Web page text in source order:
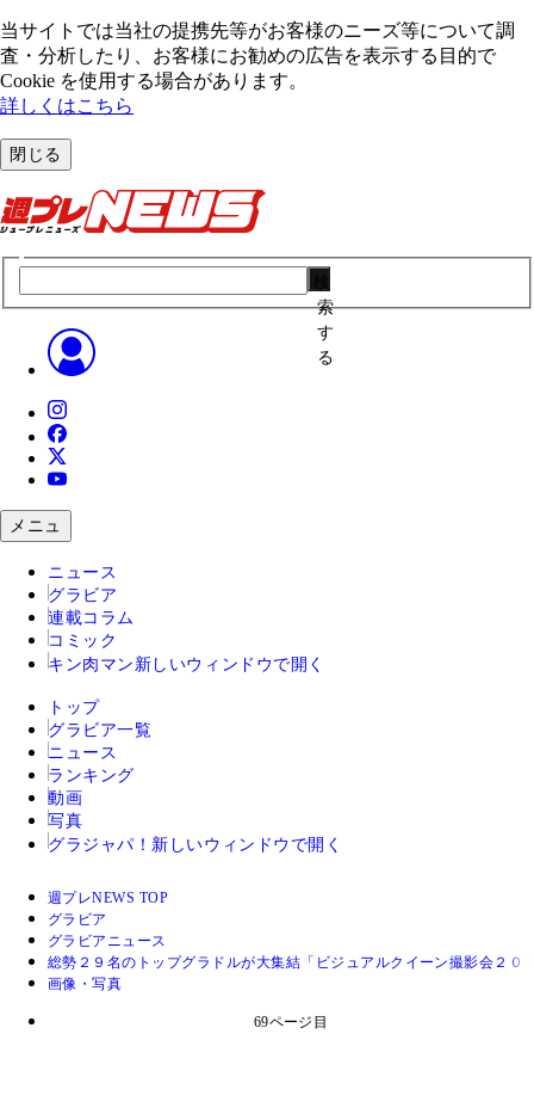
当サイトでは当社の提携先等がお客様のニーズ等について調
査・分析したり、お客様にお勧めの広告を表⽰する⽬的で
Cookie を使⽤する場合があります。
詳しくはこちら
閉じる
索
す
る
メニュ
ニュース
グラビア
連載コラム
コミック
キン肉マン 新しいウィンドウで開く
トップ
グラビア一覧
ニュース
ランキング
動画
写真
グラジャパ！ 新しいウィンドウで開く
週プレNEWS TOP
グラビア
グラビアニュース
総勢２９名のトップグラドルが大集結「ビジュアルクイーン撮影会
画像・写真
69ページ目